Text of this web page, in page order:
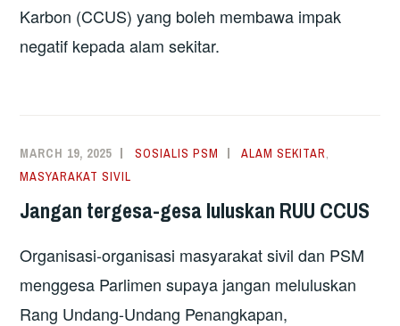
Karbon (CCUS) yang boleh membawa impak
negatif kepada alam sekitar.
MARCH 19, 2025 SOSIALIS PSM ALAM SEKITAR,
MASYARAKAT SIVIL
Jangan tergesa-gesa luluskan RUU CCUS
Organisasi-organisasi masyarakat sivil dan PSM
menggesa Parlimen supaya jangan meluluskan
Rang Undang-Undang Penangkapan,